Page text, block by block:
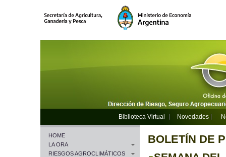
Biblioteca Virtual Novedades
HOME
LA ORA
RIESGOS AGROCLIMÁTICOS
BOLETÍN DE